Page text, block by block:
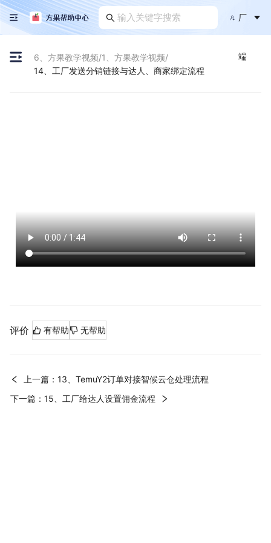
厂
端
6、方果教学视频/1、方果教学视频/
14、工厂发送分销链接与达人、商家绑定流程
评价 有帮助 无帮助
上一篇：13、TemuY2订单对接智候云仓处理流程
下一篇：15、工厂给达人设置佣金流程